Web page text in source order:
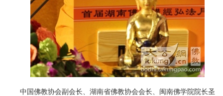
中国佛教协会副会长、湖南省佛教协会会长、闽南佛学院院长圣